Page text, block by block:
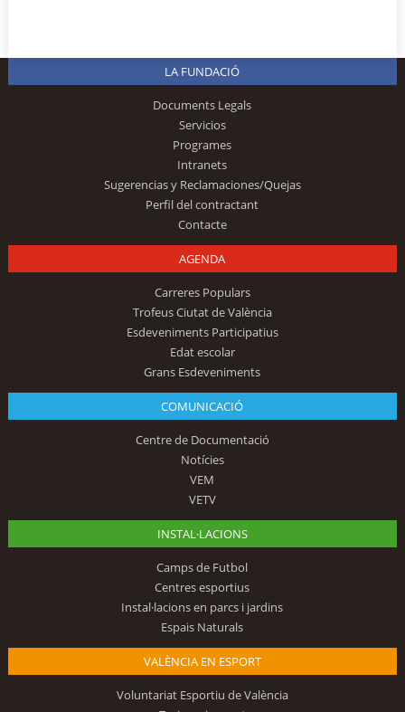
LA FUNDACIÓ
Documents Legals
Servicios
Programes
Intranets
Sugerencias y Reclamaciones/Quejas
Perfil del contractant
Contacte
AGENDA
Carreres Populars
Trofeus Ciutat de València
Esdeveniments Participatius
Edat escolar
Grans Esdeveniments
COMUNICACIÓ
Centre de Documentació
Notícies
VEM
VETV
INSTAL·LACIONS
Camps de Futbol
Centres esportius
Instal·lacions en parcs i jardins
Espais Naturals
VALÈNCIA EN ESPORT
Voluntariat Esportiu de València